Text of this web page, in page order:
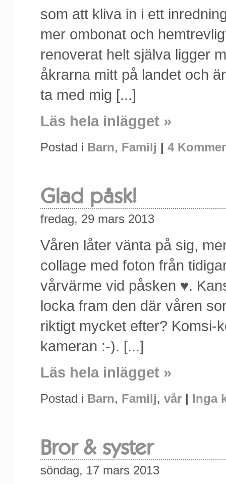
som att kliva in i ett
mer ombonat och
renoverat helt själva ligger
åkrarna mitt på landet och
ta med mig [...]
Läs hela inlägget »
Postad i Barn, Familj | 4
Glad påsk!
fredag, 29 mars 2013
Våren låter vänta på sig,
collage med foton från
vårvärme vid påsken ♥.
locka fram den där våren
riktigt mycket efter? Komsi-
kameran :-). [...]
Läs hela inlägget »
Postad i Barn, Familj, vår | Inga
Bror & syster
söndag, 17 mars 2013